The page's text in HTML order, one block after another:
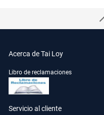
Acerca de Tai Loy
Libro de reclamaciones
Servicio al cliente